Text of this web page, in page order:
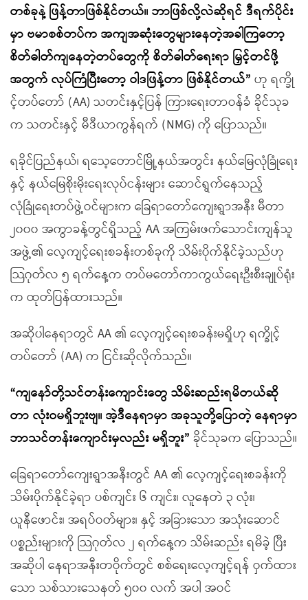
တစ်ခုနဲ့ ဖြန့်တာဖြစ်နိုင်တယ်။ ဘာဖြစ်လို့လဲဆိုရင် ဒီရက်ပိုင်း
မှာ ဗမာစစ်တပ်က အကျအဆုံးတွေများနေတဲ့အခါကြတော့
စိတ်ဓါတ်ကျနေတဲ့တပ်တွေကို စိတ်ဓါတ်ရေးရာ မြှင့်တင်ဖို့
အတွက် လုပ်ကြံပြီးတော့ ဝါဒဖြန့်တာ ဖြစ်နိုင်တယ်” ဟု ရက္ခို
င့်တပ်တော် (AA) သတင်းနှင့်ပြန် ကြားရေးတာဝန်ခံ ခိုင်သုခ
က သတင်းနှင့် မီဒီယာကွန်ရက် (NMG) ကို ပြောသည်။
ရခိုင်ပြည်နယ်၊ ရသေ့တောင်မြို့နယ်အတွင်း နယ်မြေလုံခြုံရေး
နှင့် နယ်မြေစိုးမိုးရေးလုပ်ငန်းများ ဆောင်ရွက်နေသည့်
လုံခြုံရေးတပ်ဖွဲ့ဝင်များက ခြေရာတော်ကျေးရွာအနီး မီတာ
၂၀၀၀ အကွာခန့်တွင်ရှိသည့် AA အကြမ်းဖက်သောင်းကျန်သူ
အဖွဲ့၏ လေ့ကျင့်ရေးစခန်းတစ်ခုကို သိမ်းပိုက်နိုင်ခဲ့သည်ဟု
သြဂုတ်လ ၅ ရက်နေ့က တပ်မတော်ကာကွယ်ရေးဦးစီးချုပ်ရုံး
က ထုတ်ပြန်ထားသည်။
အဆိုပါနေရာတွင် AA ၏ လေ့ကျင့်ရေးစခန်းမရှိဟု ရက္ခိုင့်
တပ်တော် (AA) က ငြင်းဆိုလိုက်သည်။
“ကျနော်တို့သင်တန်းကျောင်းတွေ သိမ်းဆည်းရမိတယ်ဆို
တာ လုံးဝမရှိဘူးဗျ။ အဲ့ဒီနေရာမှာ အခုသူတို့ပြောတဲ့ နေရာမှာ
ဘာသင်တန်းကျောင်းမှလည်း မရှိဘူး” ခိုင်သုခက ပြောသည်။
ခြေရာတော်ကျေးရွာအနီးတွင် AA ၏ လေ့ကျင့်ရေးစခန်းကို
သိမ်းပိုက်နိုင်ခဲ့ရာ ပစ်ကျင်း ၆ ကျင်း၊ လူနေတဲ ၃ လုံး၊
ယူနီဖောင်း၊ အရပ်ဝတ်များ၊ နှင့် အခြားသော အသုံးဆောင်
ပစ္စည်းများကို သြဂုတ်လ ၂ ရက်နေ့က သိမ်းဆည်း ရမိခဲ့ ပြီး
အဆိုပါ နေရာအနီးတဝိုက်တွင် စစ်ရေးလေ့ကျင့်ရန် ဝှက်ထား
သော သစ်သားသေနတ် ၅၀၀ လက် အပါ အဝင်